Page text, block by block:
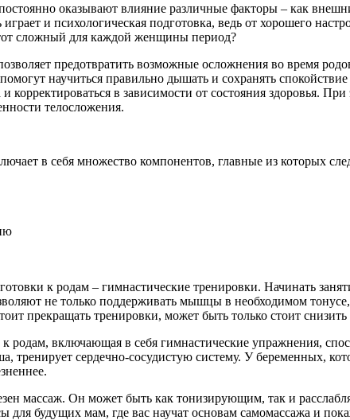
оказывают влияние различные факторы – как
и психологическая подготовка, ведь от хорошего
сложный для каждой женщины период?
предотвратить возможные осложнения во время
научиться правильно дышать и сохранять
корректироваться в зависимости от состояния здоровья.
телосложения.
в себя множество компонентов, главные из которых
к родам – гимнастические тренировки. Начинать
не только поддерживать мышцы в необходимом
прекращать тренировки, может быть только стоит
родам, включающая в себя гимнастические упражнения,
тренирует сердечно-сосудистую систему. У беременных,
массаж. Он может быть как тонизирующим, так и
для будущих мам, где вас научат основам самомассажа и